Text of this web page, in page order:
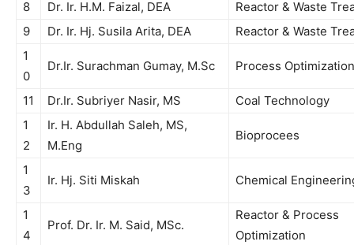
8
Dr. Ir. H.M. Faizal, DEA
Reactor & Waste
9
Dr. Ir. Hj. Susila Arita, DEA
Reactor & Waste
1
0
Dr.Ir. Surachman Gumay, M.Sc Process Optimization
11 Dr.Ir. Subriyer Nasir, MS
Coal Technology
1
2
Ir. H. Abdullah Saleh, MS,
M.Eng
Bioprocees
1
3
Ir. Hj. Siti Miskah Chemical
1
4
Prof. Dr. Ir. M. Said, MSc.
Reactor & Process
Optimization